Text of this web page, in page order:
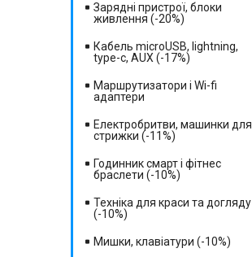
Зарядні пристрої, блоки
живлення (-20%)
Кабель microUSB, lightning,
type-c, AUX (-17%)
Маршрутизатори і Wi-fi
адаптери
Електробритви, машинки для
стрижки (-11%)
Годинник смарт і фітнес
браслети (-10%)
Техніка для краси та догляду
(-10%)
Мишки, клавіатури (-10%)